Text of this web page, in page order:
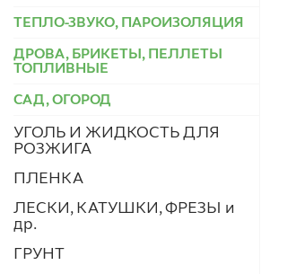
ТЕПЛО-ЗВУКО, ПАРОИЗОЛЯЦИЯ
ДРОВА, БРИКЕТЫ, ПЕЛЛЕТЫ
ТОПЛИВНЫЕ
САД, ОГОРОД
УГОЛЬ И ЖИДКОСТЬ ДЛЯ
РОЗЖИГА
ПЛЕНКА
ЛЕСКИ, КАТУШКИ, ФРЕЗЫ и
др.
ГРУНТ